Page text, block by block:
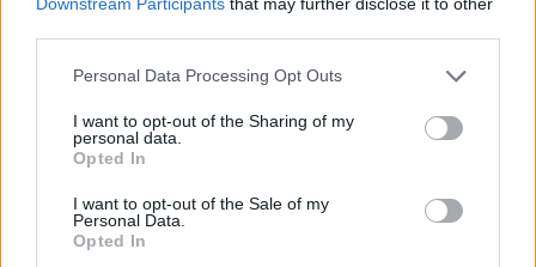
Please note that this website/app uses one or more Google
not limited to your visit or usage behaviour. You may click to
grant or deny consent to Google and its third-party tags to
use your data for below specified purposes in below Google
consent section.
Personal Data Processing Opt Outs
I want to opt-out of the Sharing of my
personal data.
Opted In
I want to opt-out of the Sale of my
Personal Data.
Opted In
Fashion
ένα νέο κεφάλαιο στην ιστορία των
Cruise shows